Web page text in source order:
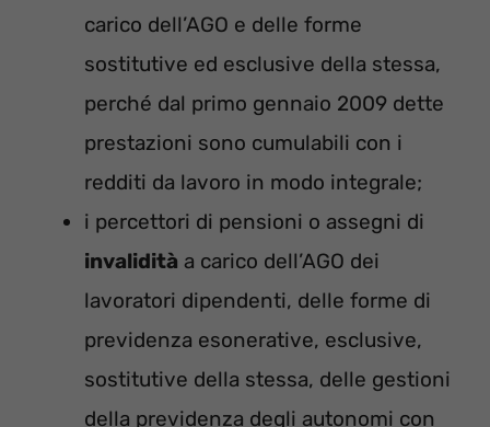
carico dell’AGO e delle forme
sostitutive ed esclusive della stessa,
perché dal primo gennaio 2009 dette
prestazioni sono cumulabili con i
redditi da lavoro in modo integrale;
i percettori di pensioni o assegni di
invalidità a carico dell’AGO dei
lavoratori dipendenti, delle forme di
previdenza esonerative, esclusive,
sostitutive della stessa, delle gestioni
della previdenza degli autonomi con